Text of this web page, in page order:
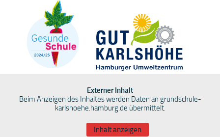
Externer Inhalt
Beim Anzeigen des Inhaltes werden Daten an grundschule-
karlshoehe.hamburg.de übermittelt.
Inhalt anzeigen